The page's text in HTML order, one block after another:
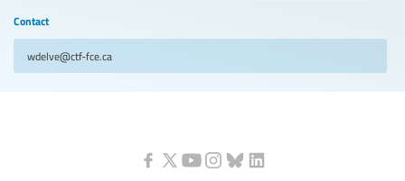
Contact
wdelve@ctf-fce.ca